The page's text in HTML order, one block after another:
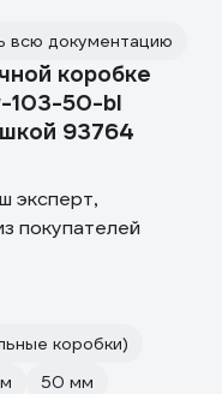
всю документацию
коробке
103-50-bl
93764
эксперт,
покупателей
коробки)
50 мм